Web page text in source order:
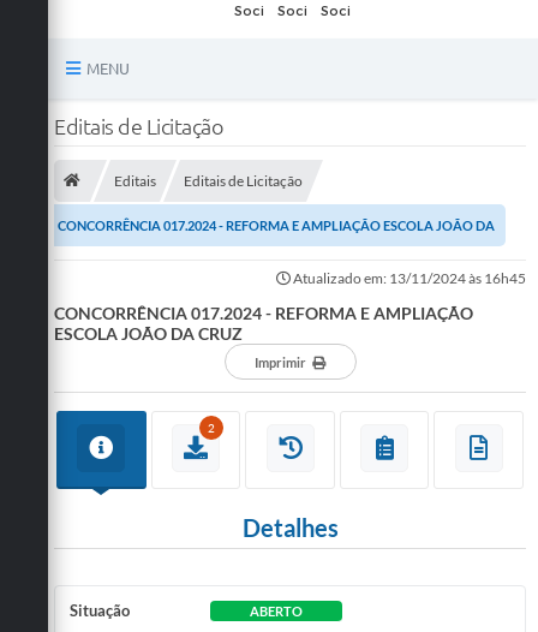
MENU
Principal
Publicações
A Nossa Cidade
Legislação
Notícias
Editais de Licitação
Editais Editais de Licitação
CONCORRÊNCIA 017.2024 - REFORMA E AMPLIAÇÃO ESCOLA JOÃO DA
Atualizado em: 13/11/2024 às 16h45
CONCORRÊNCIA 017.2024 - REFORMA E AMPLIAÇÃO
ESCOLA JOÃO DA CRUZ
Imprimir
2
Detalhes
Situação ABERTO